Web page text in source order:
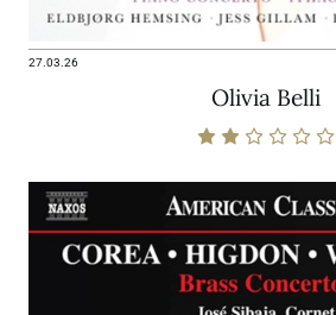
27.03.26
Olivia Belli